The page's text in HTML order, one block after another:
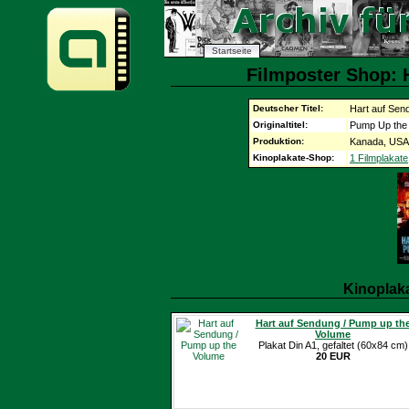
Startseite
Filmposter Shop:
Deutscher Titel: Hart auf
Originaltitel: Pump Up the
Produktion: Kanada,
Kinoplakate-Shop: 1 Filmplakate
Hart auf Sendung / Pump up
Volume
Plakat Din A1, gefaltet (60x84 cm)
20 EUR